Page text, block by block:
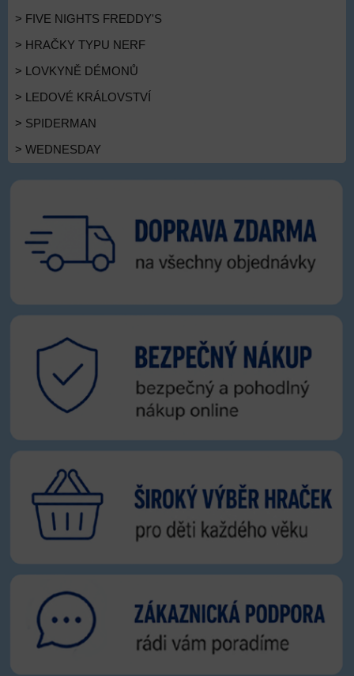
> FIVE NIGHTS FREDDY'S
> HRAČKY TYPU NERF
> LOVKYNĚ DÉMONŮ
> LEDOVÉ KRÁLOVSTVÍ
> SPIDERMAN
> WEDNESDAY